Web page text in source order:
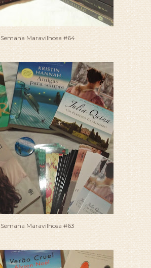
Semana Maravilhosa #64
Semana Maravilhosa #63